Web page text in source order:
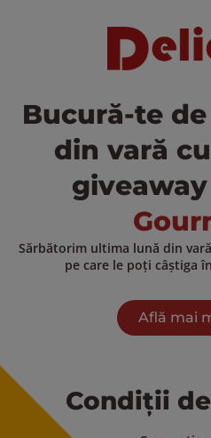
Bucură-te
din vară
giveaway
Sărbătorim ultima lună din
pe care le poți câștiga
Află mai
Condiții